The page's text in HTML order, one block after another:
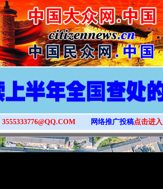
>
3555333776@QQ.COM 网络推广投稿点击进